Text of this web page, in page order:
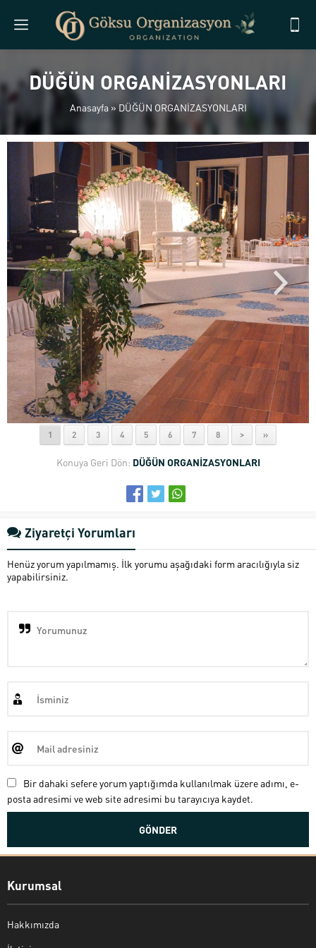
DÜĞÜN ORGANİZASYONLARI
Anasayfa»DÜĞÜN ORGANİZASYONLARI
1 2 3 4 5 6 7 8 > »
Konuya Geri Dön: DÜĞÜN ORGANİZASYONLARI
Ziyaretçi Yorumları
Henüz yorum yapılmamış. İlk yorumu aşağıdaki form aracılığıyla siz
yapabilirsiniz.
Bir dahaki sefere yorum yaptığımda kullanılmak üzere adımı, e-
posta adresimi ve web site adresimi bu tarayıcıya kaydet.
Kurumsal
Hakkımızda